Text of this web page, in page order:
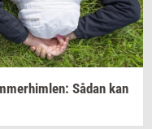
Sådan kan